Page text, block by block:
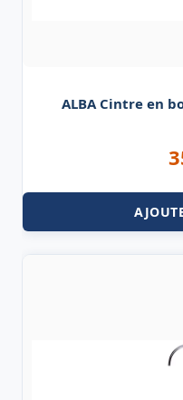
ALBA Cintre en